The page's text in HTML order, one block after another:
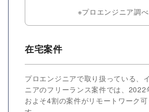
※プロエンジニア調べ
在宅案件
プロエンジニアで取り扱っている、
ニアのフリーランス案件では、2022
およそ4割の案件がリモートワーク